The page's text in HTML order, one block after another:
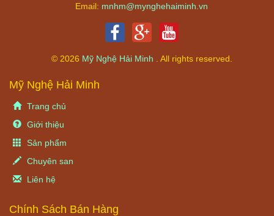
Email: mnhm@mynghehaiminh.vn
© 2026 Mỹ Nghệ Hải Minh . All rights reserved.
Mỹ Nghệ Hải Minh
Trang chủ
Giới thiệu
Sản phẩm
Chuyên san
Liên hệ
Chính Sách Bán Hàng